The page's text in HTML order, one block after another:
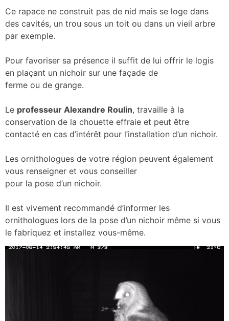
Ce rapace ne construit pas de nid mais se loge dans
des cavités, un trou sous un toit ou dans un vieil arbre
par exemple.
Pour favoriser sa présence il suffit de lui offrir le logis
en plaçant un nichoir sur une façade de
ferme ou de grange.
Le professeur Alexandre Roulin, travaille à la
conservation de la chouette effraie et peut être
contacté en cas d’intérêt pour l’installation d’un nichoir.
Les ornithologues de votre région peuvent également
vous renseigner et vous conseiller
pour la pose d’un nichoir.
​Il est vivement recommandé d’informer les
ornithologues lors de la pose d’un nichoir même si vous
le fabriquez et installez vous-même.